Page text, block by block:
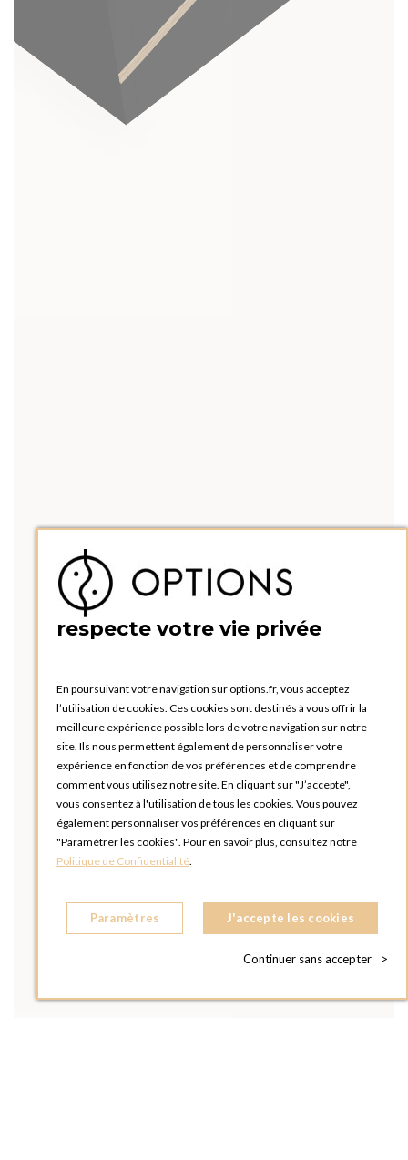
respecte votre vie privée
En poursuivant votre navigation sur options.fr, vous acceptez
l’utilisation de cookies. Ces cookies sont destinés à vous offrir la
meilleure expérience possible lors de votre navigation sur notre
site. Ils nous permettent également de personnaliser votre
expérience en fonction de vos préférences et de comprendre
comment vous utilisez notre site. En cliquant sur "J’accepte",
vous consentez à l'utilisation de tous les cookies. Vous pouvez
également personnaliser vos préférences en cliquant sur
"Paramétrer les cookies". Pour en savoir plus, consultez notre
Politique de Confidentialité.
Paramètres J'accepte les cookies
Continuer sans accepter >